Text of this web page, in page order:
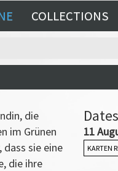
COLLECTIONS
die
im Grünen
sie eine
die ihre
Dates
11
KARTEN